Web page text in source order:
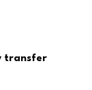
transfer